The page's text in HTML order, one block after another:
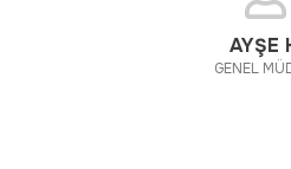
AYŞE
GENEL